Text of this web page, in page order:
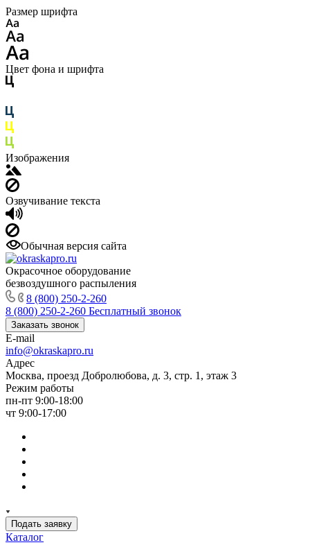
Размер шрифта
Цвет фона и шрифта
Изображения
Озвучивание текста
Обычная версия сайта
Окрасочное оборудование
безвоздушного распыления
8 (800) 250-2-260
8 (800) 250-2-260 Бесплатный звонок
Заказать звонок
E-mail
info@okraskapro.ru
Адрес
Москва, проезд Добролюбова, д. 3, стр. 1, этаж 3
Режим работы
пн-пт 9:00-18:00
чт 9:00-17:00
Подать заявку
Каталог